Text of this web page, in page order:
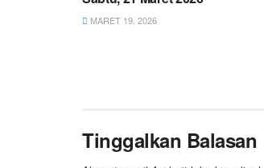
MARET 19, 2026
Tinggalkan Balasan